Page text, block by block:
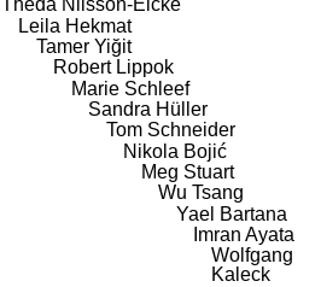
Theda Nilsson-Eicke
Leila Hekmat
Tamer Yiğit
Robert Lippok
Marie Schleef
Sandra Hüller
Tom Schneider
Nikola Bojić
Meg Stuart
Wu Tsang
Yael Bartana
Imran Ayata
Wolfgang
Kaleck